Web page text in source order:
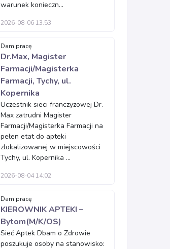
warunek konieczn...
2026-08-06 13:53
Dam pracę
Dr.Max, Magister
Farmacji/Magisterka
Farmacji, Tychy, ul.
Kopernika
Uczestnik sieci franczyzowej Dr.
Max zatrudni Magister
Farmacji/Magisterka Farmacji na
pełen etat do apteki
zlokalizowanej w miejscowości
Tychy, ul. Kopernika ...
2026-08-04 14:02
Dam pracę
KIEROWNIK APTEKI –
Bytom(M/K/OS)
Sieć Aptek Dbam o Zdrowie
poszukuje osoby na stanowisko: